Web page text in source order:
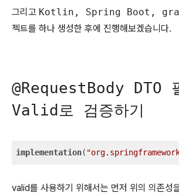
그리고 Kotlin, Spring Boot,
젝트를 하나 생성한 후에 진행해보겠습니다.
@RequestBody DTO
Valid로 검증하기
implementation(
valid를 사용하기 위해서는 먼저 위의 의존성